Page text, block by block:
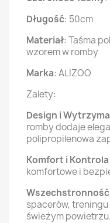
Długość: 50cm
Materiał: Taśma
wzorem w romby
Marka: ALIZOO
Zalety:
Design i
romby dodaje
polipropilenowa
Komfort i Kontrola
komfortowe i
Wszechstronność
spacerów,
świeżym powietrzu.